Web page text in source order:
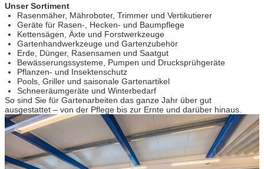
Unser Sortiment
Rasenmäher, Mähroboter, Trimmer und Vertikutierer
Geräte für Rasen-, Hecken- und Baumpflege
Kettensägen, Äxte und Forstwerkzeuge
Gartenhandwerkzeuge und Gartenzubehör
Erde, Dünger, Rasensamen und Saatgut
Bewässerungssysteme, Pumpen und Drucksprühgeräte
Pflanzen- und Insektenschutz
Pools, Griller und saisonale Gartenartikel
Schneeräumgeräte und Winterbedarf
So sind Sie für Gartenarbeiten das ganze Jahr über gut
ausgestattet – von der Pflege bis zur Ernte und darüber hinaus.